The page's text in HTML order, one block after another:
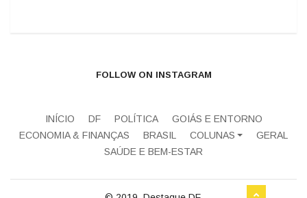
FOLLOW ON INSTAGRAM
INÍCIO DF POLÍTICA
GOIÁS E ENTORNO
ECONOMIA & FINANÇAS
BRASIL COLUNAS
GERAL
SAÚDE E BEM-ESTAR